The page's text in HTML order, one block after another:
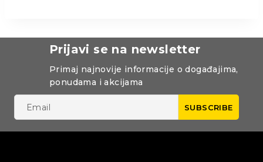
Prijavi se na newsletter
Primaj najnovije informacije o događajima,
ponudama i akcijama